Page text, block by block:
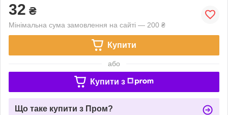
32 ₴
Мінімальна сума замовлення на сайті — 200 ₴
Купити
або
Купити з
Що таке купити з Пром?